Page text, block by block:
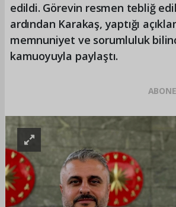
edildi. Görevin resmen tebliğ
ardından Karakaş, yaptığı
memnuniyet ve sorumluluk
kamuoyuyla paylaştı.